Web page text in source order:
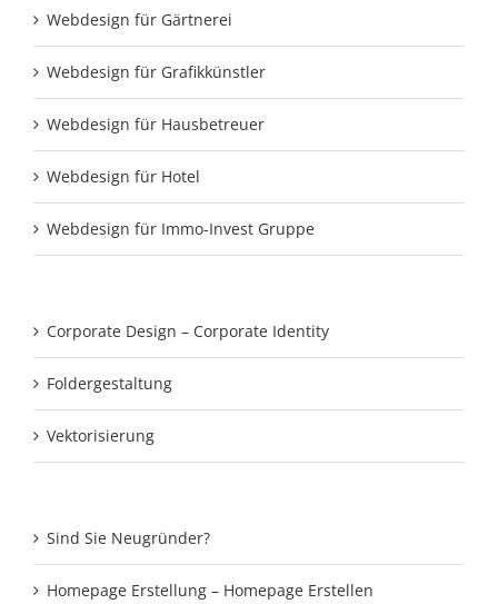
Webdesign für Gärtnerei
Webdesign für Grafikkünstler
Webdesign für Hausbetreuer
Webdesign für Hotel
Webdesign für Immo-Invest Gruppe
Corporate Design – Corporate Identity
Foldergestaltung
Vektorisierung
Sind Sie Neugründer?
Homepage Erstellung – Homepage Erstellen